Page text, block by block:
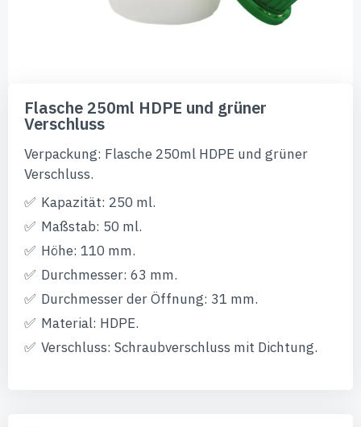
Anfang
Bildgalerie
Flasche 250ml HDPE und grüner
Verschluss
Verpackung: Flasche 250ml HDPE und grüner
Verschluss.
Kapazität: 250 ml.
Maßstab: 50 ml.
Höhe: 110 mm.
Durchmesser: 63 mm.
Durchmesser der Öffnung: 31 mm.
Material: HDPE.
Verschluss: Schraubverschluss mit Dichtung.